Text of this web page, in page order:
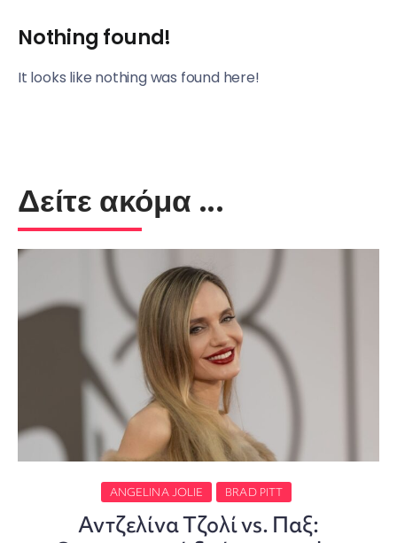
Nothing found!
It looks like nothing was found here!
Δείτε ακόμα ...
ANGELINA JOLIE BRAD PITT
Αντζελίνα Τζολί vs. Παξ: